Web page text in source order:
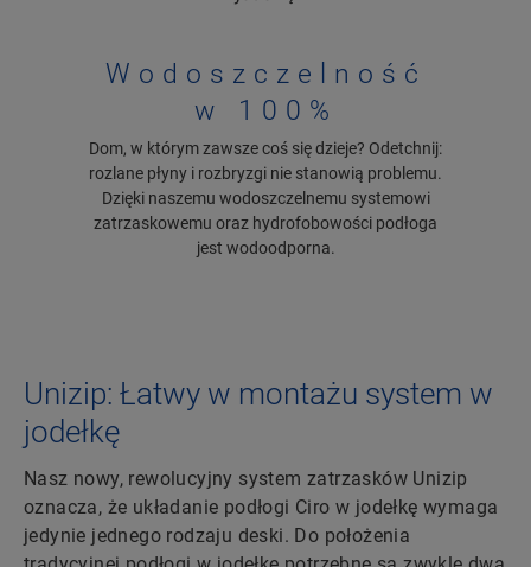
Wodoszczelność
w 100%
Dom, w którym zawsze coś się dzieje? Odetchnij:
rozlane płyny i rozbryzgi nie stanowią problemu.
Dzięki naszemu wodoszczelnemu systemowi
zatrzaskowemu oraz hydrofobowości podłoga
jest wodoodporna.
Unizip: Łatwy w montażu system w
jodełkę
Nasz nowy, rewolucyjny system zatrzasków Unizip
oznacza, że układanie podłogi Ciro w jodełkę wymaga
jedynie jednego rodzaju deski. Do położenia